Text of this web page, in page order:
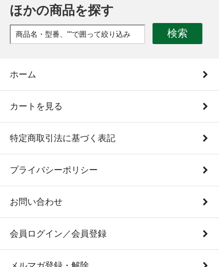
ほかの商品を探す
検索
ホーム
カートを見る
特定商取引法に基づく表記
プライバシーポリシー
お問い合わせ
会員ログイン／会員登録